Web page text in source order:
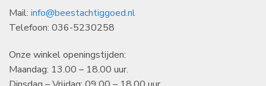
Mail: info@beestachtiggoed.nl
Telefoon: 036-5230258
Onze winkel openingstijden:
Maandag: 13.00 – 18.00 uur.